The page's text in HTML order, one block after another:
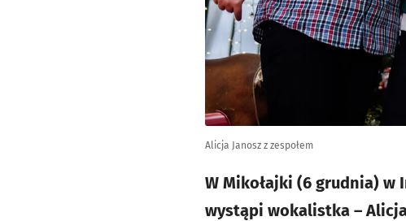
Alicja Janosz z zespołem
W Mikołajki (6 grudnia) w
wystąpi wokalistka –